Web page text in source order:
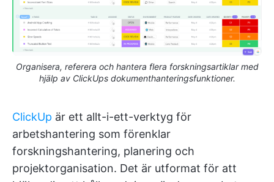
Organisera, referera och hantera flera forskningsartiklar med
hjälp av ClickUps dokumenthanteringsfunktioner.
ClickUp är ett allt-i-ett-verktyg för
arbetshantering som förenklar
forskningshantering, planering och
projektorganisation. Det är utformat för att